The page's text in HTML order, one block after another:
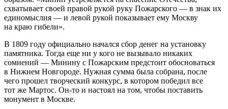
схватывает своей правой рукой руку Пожарского — в знак их
единомыслия — и левой рукой показывает ему Москву
на краю гибели».
В 1809 году официально начался сбор денег на установку
памятника. Тогда еще ни у кого не вызывало никаких
сомнений — Минину с Пожарским предстоит обосноваться
в Нижнем Новгороде. Нужная сумма была собрана, после
чего прошел творческий конкурс, в котором победил все
тот же Мартос. Он-то и настоял на том, чтобы поставить
монумент в Москве.